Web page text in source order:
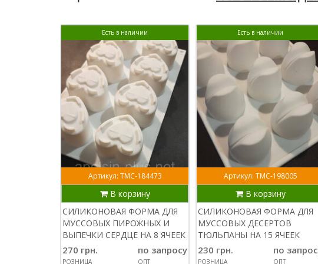
Есть в наличии
Артикул: ТМС-184473
В корзину
СИЛИКОНОВАЯ ФОРМА ДЛЯ
МУССОВЫХ ПИРОЖНЫХ И
ВЫПЕЧКИ СЕРДЦЕ НА 8 ЯЧЕЕК
270 грн.
РОЗНИЦА
по запросу
ОПТ
Есть в наличии
Артикул: ТМС-198005
В корзину
СИЛИКОНОВАЯ ФОРМА ДЛЯ
МУССОВЫХ ДЕСЕРТОВ
ТЮЛЬПАНЫ НА 15 ЯЧЕЕК
230 грн.
РОЗНИЦА
по
ОПТ